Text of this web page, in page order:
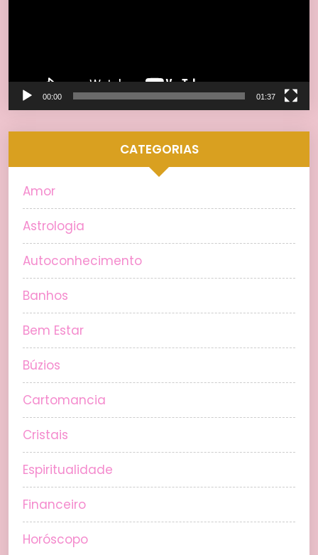
00:00 01:37
CATEGORIAS
Amor
Astrologia
Autoconhecimento
Banhos
Bem Estar
Búzios
Cartomancia
Cristais
Espiritualidade
Financeiro
Horóscopo